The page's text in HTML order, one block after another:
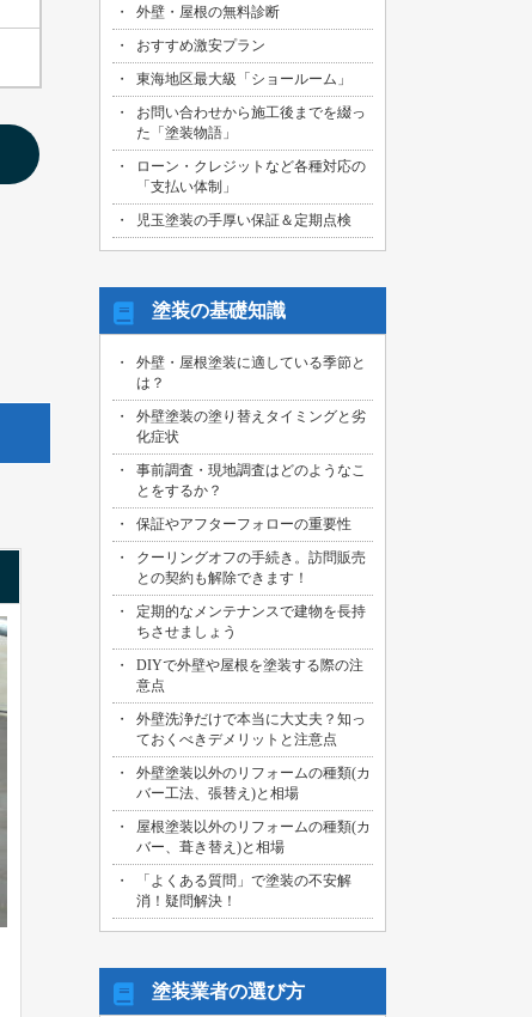
塗装工事の御見積依頼を頂きました！
2026/08/01
名古屋市天白区のお客様より、屋根外壁
その他塗装、ベランダ防水工事の御見積
依頼を頂きました！
2026/07/31
名古屋市東区のお客様より、原状回復工
事の御見積依頼を頂きました！
2026/07/31
2026/07/31
塗装工事の御見積依頼を頂きました！
2026/07/31
名古屋市守山区のお客様より、屋根塗装
工事の御見積依頼を頂きました！
2026/07/29
愛知県知多市のお客様より、外壁塗装・
ベランダ防水工事の御見積依頼を頂きま
した！
2026/07/29
名古屋市中川区のお客様より、外壁その
他塗装工事の御見積依頼を頂きました！
2026/07/31
海部郡大治町のお客様より、屋根・外壁
その他塗装工事の御見積依頼を頂きまし
た！
2026/07/30
名古屋市名東区のお客様より、屋上バル
コニー防水工事の御見積依頼を頂きまし
た！
2026/07/29
名古屋市千種区のお客様より、エントラ
ンス雨漏り修繕工事の御見積依頼を頂き
外壁・屋根の無料診断
おすすめ激安プラン
東海地区最大級「ショールーム」
お問い合わせから施工後までを綴っ
た「塗装物語」
ローン・クレジットなど各種対応の
「支払い体制」
児玉塗装の手厚い保証＆定期点検
塗装の基礎知識
外壁・屋根塗装に適している季節と
は？
外壁塗装の塗り替えタイミングと劣
化症状
事前調査・現地調査はどのようなこ
とをするか？
保証やアフターフォローの重要性
クーリングオフの手続き。訪問販売
との契約も解除できます！
定期的なメンテナンスで建物を長持
ちさせましょう
DIYで外壁や屋根を塗装する際の注
意点
外壁洗浄だけで本当に大丈夫？知っ
ておくべきデメリットと注意点
外壁塗装以外のリフォームの種類(カ
バー工法、張替え)と相場
屋根塗装以外のリフォームの種類(カ
バー、葺き替え)と相場
「よくある質問」で塗装の不安解
消！疑問解決！
塗装業者の選び方